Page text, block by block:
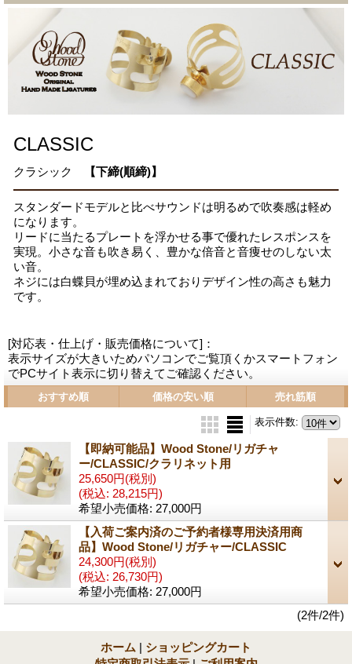
CLASSIC
クラシック 【下締(順締)】
スタンダードモデルと比べサウンドは明るめで吹奏感は軽め
になります。
リードに当たるプレートを浮かせる事で優れたレスポンスを
実現。小さな音も吹き易く、豊かな倍音と音痩せのしない太
い音。
ネジには白蝶貝が埋め込まれておりデザイン性の高さも魅力
です。
[対応表・仕上げ・販売価格について]：
表示サイズが大きいためパソコンでご覧頂くかスマートフォン
でPCサイト表示に切り替えてご確認ください。
おすすめ順 価格の安い順 売れ筋順
表示件数:
【即納可能品】Wood Stone/リガチャ
ー/CLASSIC/クラリネット用
25,650円(税別)
(税込: 28,215円)
希望小売価格: 27,000円
【入荷ご案内済のご予約者様専用決済用商
品】Wood Stone/リガチャー/CLASSIC
24,300円(税別)
(税込: 26,730円)
希望小売価格: 27,000円
(2件/2件)
ホーム | ショッピングカート